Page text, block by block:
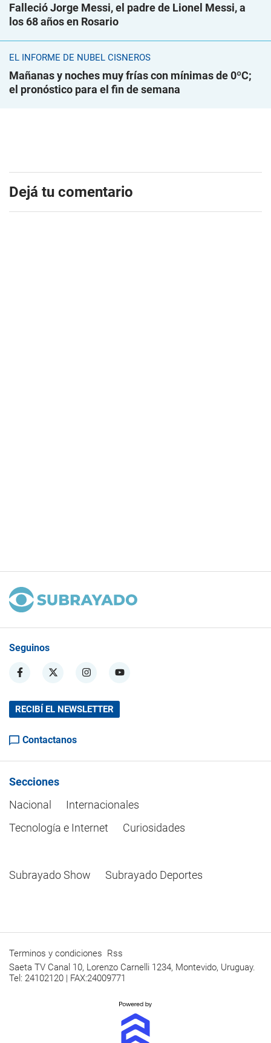
Falleció Jorge Messi, el padre de Lionel Messi, a
los 68 años en Rosario
EL INFORME DE NUBEL CISNEROS
Mañanas y noches muy frías con mínimas de 0ºC;
el pronóstico para el fin de semana
Dejá tu comentario
Seguinos
RECIBÍ EL NEWSLETTER
Contactanos
Secciones
Nacional
Internacionales
Tecnología e Internet
Curiosidades
Subrayado Show Subrayado Deportes
Terminos y condiciones Rss
Saeta TV Canal 10, Lorenzo Carnelli 1234, Montevido, Uruguay.
Tel: 24102120 | FAX:24009771